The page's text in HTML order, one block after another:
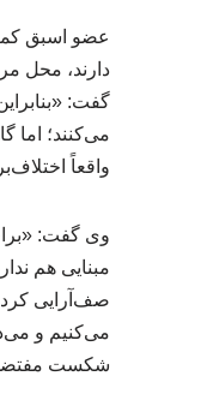
عضو اسبق
دارند، محل
گفت:
می‌کنند؛ اما
واقعاً
وی گفت:
مبنایی هم
صف‌آرایی
می‌کنیم و
شکست